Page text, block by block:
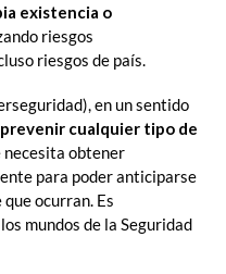
existencia o
riesgos
riesgos de país.
), en un sentido
prevenir cualquier tipo de
necesita obtener
para poder anticiparse
ocurran. Es
mundos de la Seguridad